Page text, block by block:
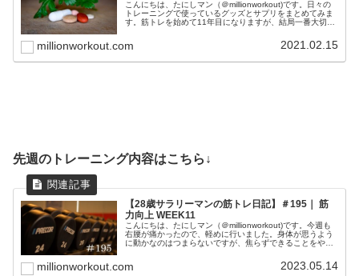
こんにちは、たにしマン（＠millionworkout)です。日々の
トレーニングで使っているグッズとサプリをまとめてみま
す。筋トレを始めて11年目になりますが、結局一番大切な
millionworkout.com 2021.02.15
先週のトレーニング内容はこちら↓
【28歳サラリーマンの筋トレ日記】＃195｜ 筋
力向上 WEEK11
こんにちは、たにしマン（＠millionworkout)です。今週も
右腰が痛かったので、軽めに行いました。身体が思うよう
に動かなのはつまらないですが、焦らずできることをやっ
millionworkout.com 2023.05.14